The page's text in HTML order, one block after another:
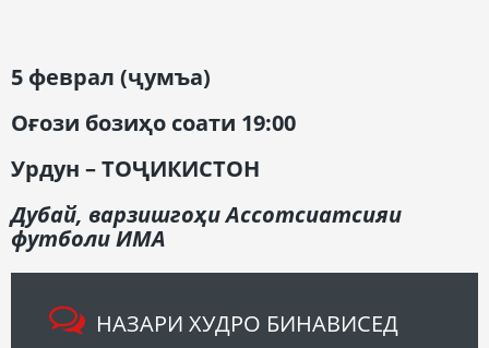
5 феврал (ҷумъа)
Оғози бозиҳо соати 19:00
Урдун – ТОҶИКИСТОН
Дубай, варзишгоҳи Ассотсиатсияи
футболи ИМА
НАЗАРИ ХУДРО БИНАВИСЕД